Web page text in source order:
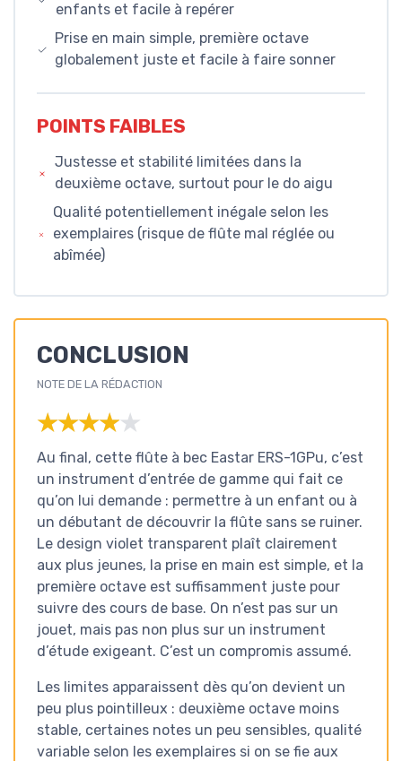
enfants et facile à repérer
Prise en main simple, première octave
globalement juste et facile à faire sonner
POINTS FAIBLES
Justesse et stabilité limitées dans la
deuxième octave, surtout pour le do aigu
Qualité potentiellement inégale selon les
exemplaires (risque de flûte mal réglée ou
abîmée)
CONCLUSION
NOTE DE LA RÉDACTION
★★★★★
★★★★★
Au final, cette flûte à bec Eastar ERS-1GPu, c’est
un instrument d’entrée de gamme qui fait ce
qu’on lui demande : permettre à un enfant ou à
un débutant de découvrir la flûte sans se ruiner.
Le design violet transparent plaît clairement
aux plus jeunes, la prise en main est simple, et la
première octave est suffisamment juste pour
suivre des cours de base. On n’est pas sur un
jouet, mais pas non plus sur un instrument
d’étude exigeant. C’est un compromis assumé.
Les limites apparaissent dès qu’on devient un
peu plus pointilleux : deuxième octave moins
stable, certaines notes un peu sensibles, qualité
variable selon les exemplaires si on se fie aux